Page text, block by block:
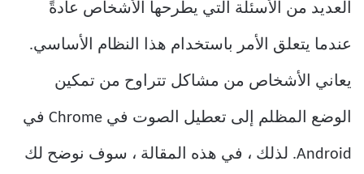
العديد من الأسئلة التي يطرحها الأشخاص عادةً
عندما يتعلق الأمر باستخدام هذا النظام الأساسي.
يعاني الأشخاص من مشاكل تتراوح من تمكين
الوضع المظلم إلى تعطيل الصوت في Chrome في
Android. لذلك ، في هذه المقالة ، سوف نوضح لك